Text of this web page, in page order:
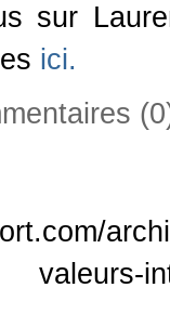
sur
ici.
valeurs-